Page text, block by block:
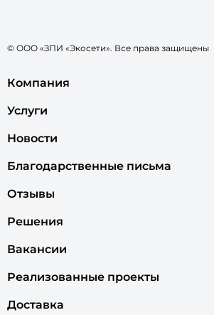
© ООО «ЗПИ «Экосети». Все права защищены
Компания
Услуги
Новости
Благодарственные письма
Отзывы
Решения
Вакансии
Реализованные проекты
Доставка